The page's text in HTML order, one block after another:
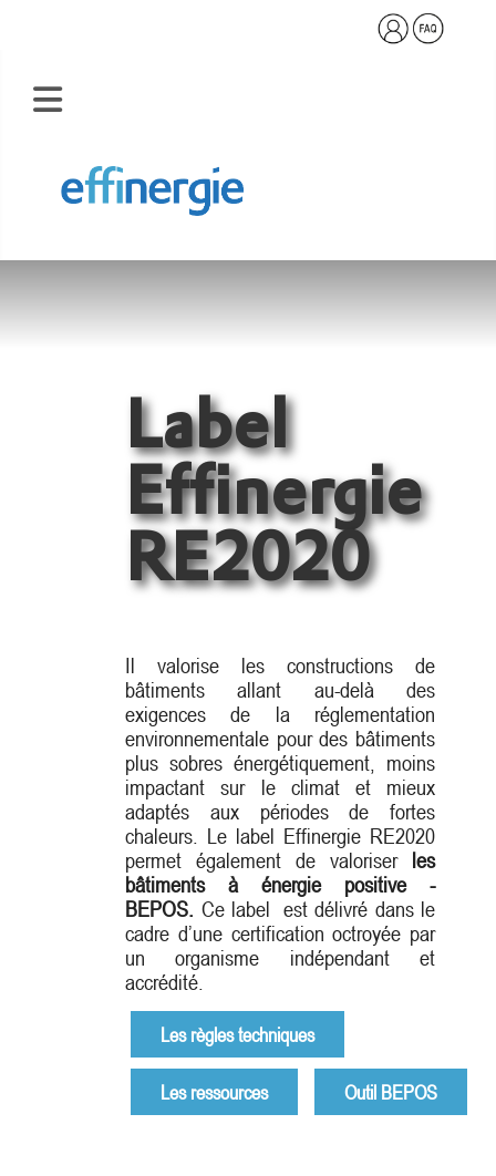
Label
Effinergie
RE2020
Il valorise les constructions de
bâtiments allant au-delà des
exigences de la réglementation
environnementale pour des bâtiments
plus sobres énergétiquement, moins
impactant sur le climat et mieux
adaptés aux périodes de fortes
chaleurs. Le label Effinergie RE2020
permet également de valoriserles
bâtiments à énergie positive -
BEPOS. Ce label est délivré dans le
cadre d’une certification octroyée par
un organisme indépendant et
accrédité.
Les règles techniques
Les ressources Outil BEPOS